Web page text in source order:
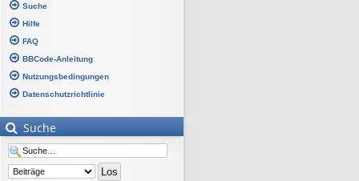
Suche
Hilfe
FAQ
BBCode-Anleitung
Nutzungsbedingungen
Datenschutzrichtlinie
Suche